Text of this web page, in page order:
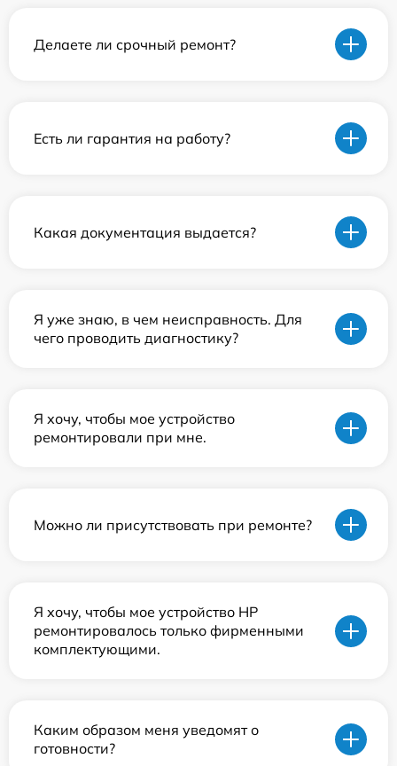
Делаете ли срочный ремонт?
Есть ли гарантия на работу?
Какая документация выдается?
Я уже знаю, в чем неисправность. Для
чего проводить диагностику?
Я хочу, чтобы мое устройство
ремонтировали при мне.
Можно ли присутствовать при ремонте?
Я хочу, чтобы мое устройство HP
ремонтировалось только фирменными
комплектующими.
Каким образом меня уведомят о
готовности?